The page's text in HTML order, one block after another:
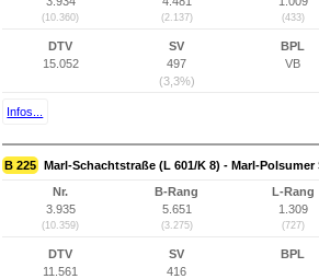
(10.360) (2.137) (433)
DTV
15.052
SV
497
(3,3%)
BPL
VB
Infos...
B 225 Marl-Schachtstraße (L 601/K 8) - Marl-Polsumer
Nr.
3.935
(10.359)
B-Rang
5.651
(3.275)
L-Rang
1.309
(727)
DTV
11.561
SV
416
BPL